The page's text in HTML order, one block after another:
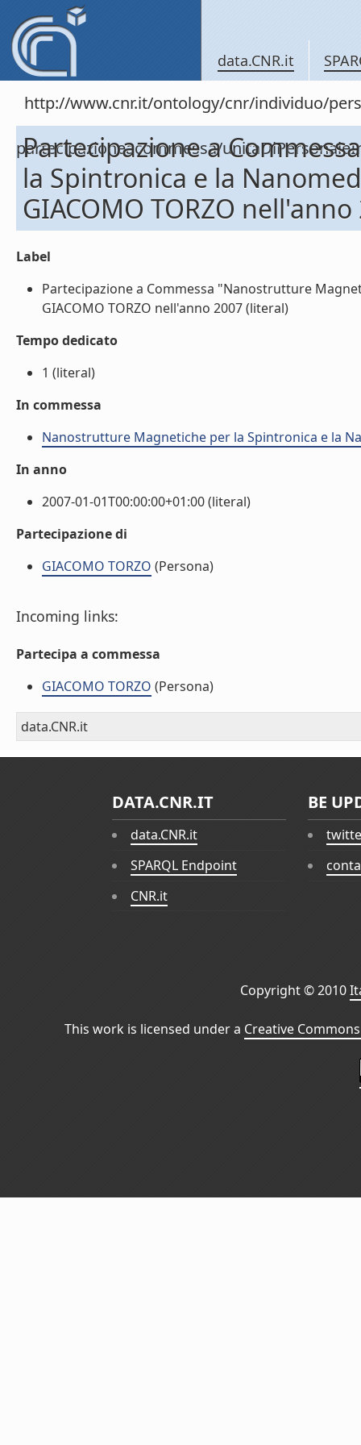
data.CNR.it
http://www.cnr.it/ontology/cnr/individuo/
partecipazioneacommessa/
Partecipazione a
la Spintronica e la
GIACOMO TORZO nell'anno
Label
Partecipazione a Commessa "Nanostrutture
GIACOMO TORZO nell'anno 2007 (literal)
Tempo dedicato
1 (literal)
In commessa
Nanostrutture Magnetiche per la Spintronica e la
In anno
2007-01-01T00:00:00+01:00 (literal)
Partecipazione di
GIACOMO TORZO (Persona)
Incoming links:
Partecipa a commessa
GIACOMO TORZO (Persona)
data.CNR.it
DATA.CNR.IT
data.CNR.it
SPARQL Endpoint
CNR.it
BE
Copyright © 2010
This work is licensed under a Creative